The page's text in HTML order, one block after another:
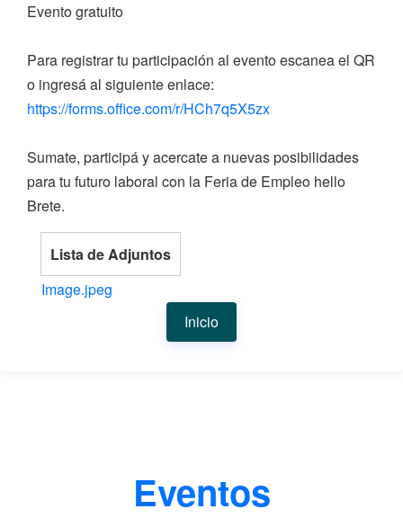
Evento gratuito
Para registrar tu participación al evento escanea el QR
o ingresá al siguiente enlace:
https://forms.office.com/r/HCh7q5X5zx
Sumate, participá y acercate a nuevas posibilidades
para tu futuro laboral con la Feria de Empleo hello
Brete.
Lista de Adjuntos
Image.jpeg
Inicio
Eventos